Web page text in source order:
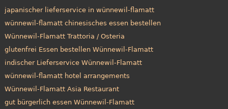
japanischer lieferservice in wünnewil-flamatt
wünnewil-flamatt chinesisches essen bestellen
Wünnewil-Flamatt Trattoria / Osteria
glutenfrei Essen bestellen Wünnewil-Flamatt
indischer Lieferservice Wünnewil-Flamatt
wünnewil-flamatt hotel arrangements
Wünnewil-Flamatt Asia Restaurant
gut bürgerlich essen Wünnewil-Flamatt